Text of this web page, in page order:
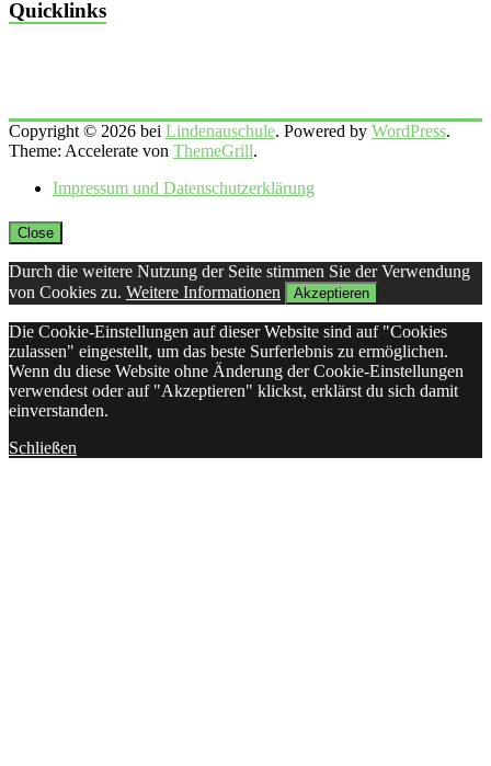
Quicklinks
Copyright © 2026 bei Lindenauschule. Powered by WordPress.
Theme: Accelerate von ThemeGrill.
Impressum und Datenschutzerklärung
Close
Durch die weitere Nutzung der Seite stimmen Sie der Verwendung
von Cookies zu. Weitere Informationen Akzeptieren
Die Cookie-Einstellungen auf dieser Website sind auf "Cookies
zulassen" eingestellt, um das beste Surferlebnis zu ermöglichen.
Wenn du diese Website ohne Änderung der Cookie-Einstellungen
verwendest oder auf "Akzeptieren" klickst, erklärst du sich damit
einverstanden.
Schließen